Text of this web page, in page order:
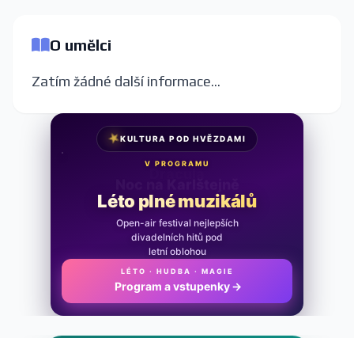
O umělci
Zatím žádné další informace...
★KULTURA POD HVĚZDAMI
V PROGRAMU
Léto plné muzikálů
Open-air festival nejlepších
divadelních hitů pod
letní oblohou
LÉTO · HUDBA · MAGIE
Program a vstupenky →